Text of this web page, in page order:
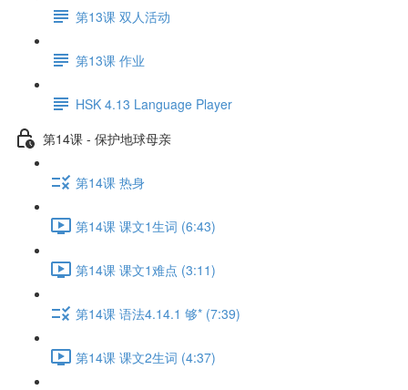
第13课 双人活动
第13课 作业
HSK 4.13 Language Player
第14课 - 保护地球母亲
第14课 热身
第14课 课文1生词 (6:43)
第14课 课文1难点 (3:11)
第14课 语法4.14.1 够* (7:39)
第14课 课文2生词 (4:37)